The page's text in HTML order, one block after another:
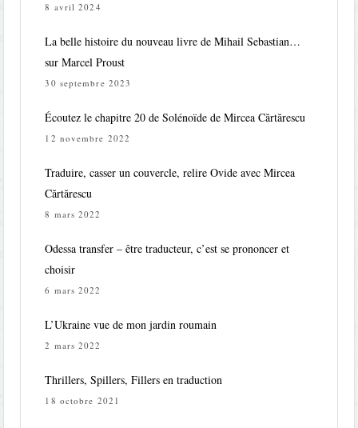
8 avril 2024
La belle histoire du nouveau livre de Mihail Sebastian…
sur Marcel Proust
30 septembre 2023
Écoutez le chapitre 20 de Solénoïde de Mircea Cărtărescu
12 novembre 2022
Traduire, casser un couvercle, relire Ovide avec Mircea
Cărtărescu
8 mars 2022
Odessa transfer – être traducteur, c’est se prononcer et
choisir
6 mars 2022
L’Ukraine vue de mon jardin roumain
2 mars 2022
Thrillers, Spillers, Fillers en traduction
18 octobre 2021